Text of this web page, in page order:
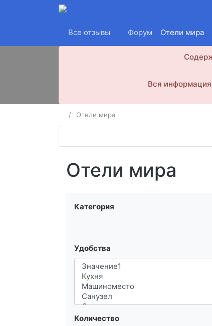
Все отзывы Форум Отели мира
Вся информация
Отели мира
Отели мира
Категория
Удобства
Количество